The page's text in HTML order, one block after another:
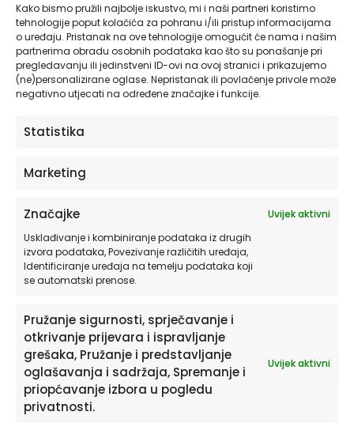
Kako bismo pružili najbolje iskustvo, mi i naši partneri koristimo
tehnologije poput kolačića za pohranu i/ili pristup informacijama
o uređaju. Pristanak na ove tehnologije omogućit će nama i našim
partnerima obradu osobnih podataka kao što su ponašanje pri
pregledavanju ili jedinstveni ID-ovi na ovoj stranici i prikazujemo
(ne)personalizirane oglase. Nepristanak ili povlačenje privole može
negativno utjecati na određene značajke i funkcije.
Statistika
Marketing
Značajke
Uvijek aktivni
Usklađivanje i kombiniranje podataka iz drugih
izvora podataka, Povezivanje različitih uređaja,
Identificiranje uređaja na temelju podataka koji
se automatski prenose.
Pružanje sigurnosti, sprječavanje i
otkrivanje prijevara i ispravljanje
grešaka, Pružanje i predstavljanje
oglašavanja i sadržaja, Spremanje i
priopćavanje izbora u pogledu
privatnosti.
Uvijek aktivni
pružajući savršeni spoj elegancije i
opuštenosti.
Ako tražite tapetu koja kombinira
kvalitetno izrađene motive i dizajn
Wallflowers” je pravi izbor. Ova tapeta
pretvarajući zidove u prekrasan
Zidna tapeta “Worn Wallflowers” savršena
je za sve ljubitelje suptilne elegancije i
prirodnih tonova. Njezin jedinstveni dizajn i
stvaranje opuštene, ali profinjene
atmosfere u vašem domu.
Za više informacija o materijalima, širini
segmenata, vrsti tapete i druge
informacije kliknite